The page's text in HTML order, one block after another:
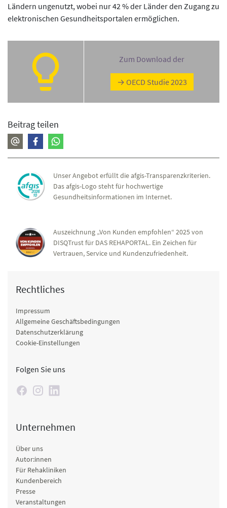
Ländern ungenutzt, wobei nur 42 % der Länder den Zugang zu
elektronischen Gesundheitsportalen ermöglichen.
Zum Download der
→ OECD Studie 2023
Beitrag teilen
Unser Angebot erfüllt die afgis-Transparenzkriterien.
Das afgis-Logo steht für hochwertige
Gesundheitsinformationen im Internet.
Auszeichnung „Von Kunden empfohlen“ 2025 von
DISQTrust für DAS REHAPORTAL. Ein Zeichen für
Vertrauen, Service und Kundenzufriedenheit.
Rechtliches
Impressum
Allgemeine Geschäftsbedingungen
Datenschutzerklärung
Cookie-Einstellungen
Folgen Sie uns
Unternehmen
Über uns
Autor:innen
Für Rehakliniken
Kundenbereich
Presse
Veranstaltungen